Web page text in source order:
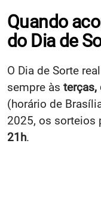
Quando
do Dia de
O Dia de Sorte
sempre às terças,
(horário de
2025, os sorteios
21h.